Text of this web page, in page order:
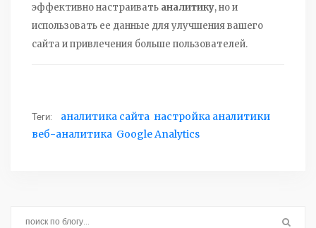
эффективно настраивать аналитику, но и
использовать ее данные для улучшения вашего
сайта и привлечения больше пользователей.
Теги: аналитика сайта настройка аналитики
веб-аналитика Google Analytics